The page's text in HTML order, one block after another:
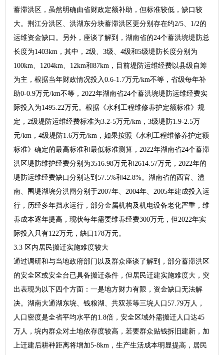
蓄滞洪区，虽然明确由省财政定额补助，但标准较低，缺口较
大。荆江分洪区、洪湖东分块蓄滞洪区更分别存在约2/5、1/2的
运维资金缺口。另外，座谈了解到，湖南省的24个蓄洪垸堤防总
长度为1403km，其中，2级、3级、4级和5级堤防长度分别为
100km、1204km、12km和87km，目前堤防运维经费以县级自筹
为主，根据当年财政情况投入0.6-1.7万元/km不等，省级每年补
助0-0.9万元/km不等，2022年湖南省24个蓄洪垸堤防运维经费实
际投入为1495.22万元。根据《水利工程维修养护定额标准》规
定，2级堤防运维经费标准为3.2-5万元/km，3级堤防1.9-2.5万
元/km，4级堤防1.6万元/km，如果按照《水利工程维修养护定额
标准》确定的最高标准和最低标准测算，2022年湖南省24个蓄滞
洪区堤防维护经费分别为3516.98万元和2614.57万元，2022年的
堤防运维经费缺口分别达到57.5%和42.8%。湖南省的西官、澧
南、围堤湖垸分洪闸分别于2007年、2004年、2005年建成投入运
行，历经多年挡水运行，部分金属机构及机电设备老化严重，维
养成本逐年提高，现状每年需要维养经费300万元，但2022年实
际投入只有122万元，缺口178万元。
3.3 区内居民搬迁实施难度较大
通过调研和与当地政府部门以及群众座谈了解到，部分蓄滞洪区
的安全区或安全台已具备搬迁条件，但居民迁建实施难度大，突
出表现为以下四个方面：一是地方财力有限，资金缺口无法解
决。湖南大通湖东垸、钱粮湖、共双茶等三垸人口57.79万人，
人口密度是全省平均水平的1.8倍，安全区域外需搬迁人口达45
万人，垸内群众对土地依存度较高，若要群众贴钱拆旧建新，加
上迁建后耕种距离将增加5-8km，生产生活成本明显提高，居民